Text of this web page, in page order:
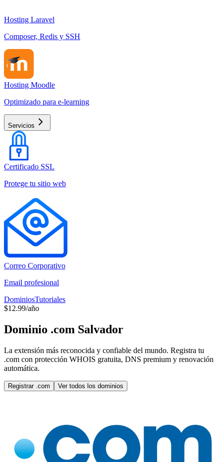
Hosting Laravel
Composer, Redis y SSH
Hosting Moodle
Optimizado para e-learning
Servicios
Certificado SSL
Protege tu sitio web
Correo Corporativo
Email profesional
DominiosTutoriales
$12.99/año
Dominio .com Salvador
La extensión más reconocida y confiable del mundo. Registra tu
.com con protección WHOIS gratuita, DNS premium y renovación
automática.
Registrar .com Ver todos los dominios